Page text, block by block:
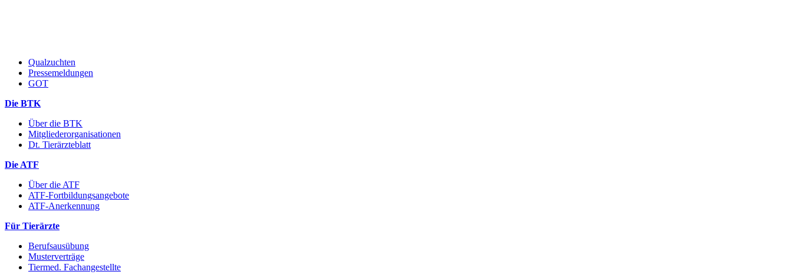
Qualzuchten
Pressemeldungen
GOT
Die BTK
Über die BTK
Mitgliederorganisationen
Dt. Tierärzteblatt
Die ATF
Über die ATF
ATF-Fortbildungsangebote
ATF-Anerkennung
Für Tierärzte
Berufsausübung
Musterverträge
Tiermed. Fachangestellte